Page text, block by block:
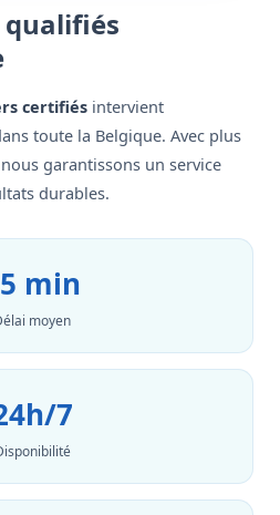
qualifiés
certifiés intervient
toute la Belgique. Avec plus
garantissons un service
durables.
min
moyen
7